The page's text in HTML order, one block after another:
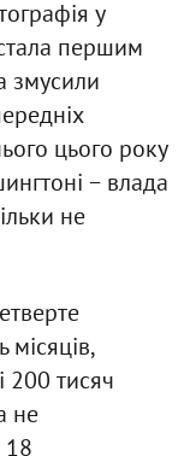
у
першим
змусили
цього року
− влада
не
200 тисяч
не
18